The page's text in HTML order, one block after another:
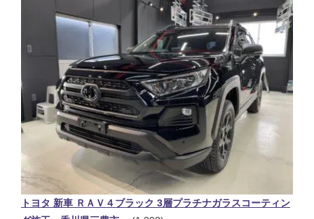
トヨタ 新車 ＲＡＶ４ブラック 3層プラチナガラスコーティン